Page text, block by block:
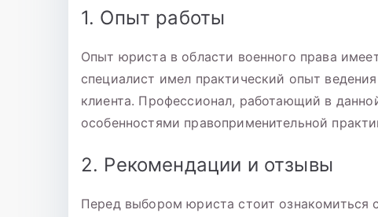
1. Опыт работы
Опыт юриста в области военного права
специалист имел практический опыт
клиента. Профессионал, работающий в
особенностями правоприменительной
2. Рекомендации и отзывы
Перед выбором юриста стоит ознакомиться